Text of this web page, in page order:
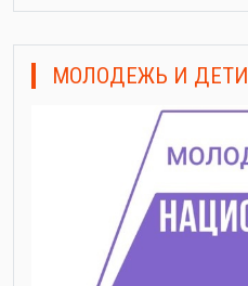
МОЛОДЕЖЬ И ДЕТИ